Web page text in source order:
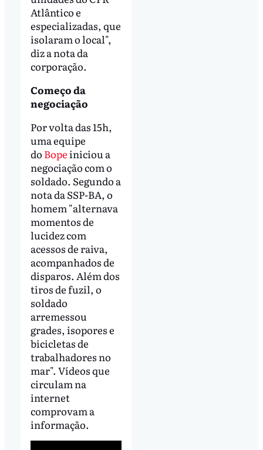
Atlântico e
especializadas, que
isolaram o local",
diz a nota da
corporação.
Começo da
negociação
Por volta das 15h,
uma equipe
do Bope iniciou a
negociação com o
soldado. Segundo a
nota da SSP-BA, o
homem "alternava
momentos de
lucidez com
acessos de raiva,
acompanhados de
disparos. Além dos
tiros de fuzil, o
soldado
arremessou
grades, isopores e
bicicletas de
trabalhadores no
mar". Vídeos que
circulam na
internet
comprovam a
informação.